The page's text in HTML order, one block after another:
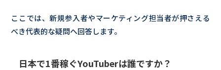
ここでは、新規参入者やマーケティング担当者が押さえる
べき代表的な疑問へ回答します。
日本で1番稼ぐYouTuberは誰ですか？